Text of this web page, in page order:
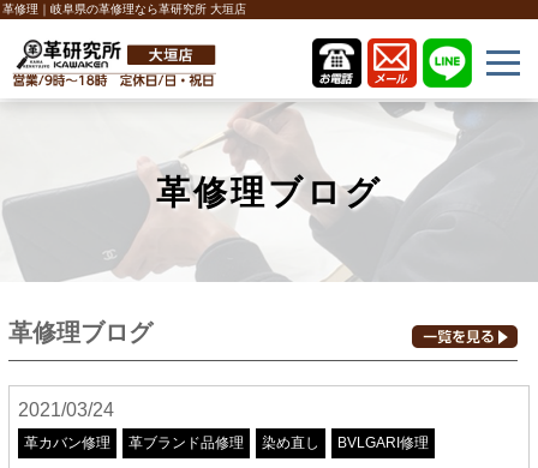
革修理｜岐阜県の革修理なら革研究所 大垣店
革修理ブログ
革修理ブログ
2021/03/24
革カバン修理 革ブランド品修理 染め直し BVLGARI修理